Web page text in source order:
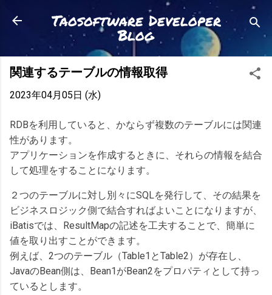
スキップしてメイン コンテンツに移動
Taosoftware Developer
Blog
関連するテーブルの情報取得
2023年04月05日 (水)
RDBを利用していると、かならず複数のテーブルには関連
性があります。
アプリケーションを作成するときに、それらの情報を結合
して処理をすることになります。
２つのテーブルに対し別々にSQLを発行して、その結果を
ビジネスロジック側で結合すればよいことになりますが、
iBatisでは、ResultMapの記述を工夫することで、簡単に
値を取り出すことができます。
例えば、2つのテーブル（Table1とTable2）が存在し、
JavaのBean側は、Bean1がBean2をプロパティとして持っ
ているとします。